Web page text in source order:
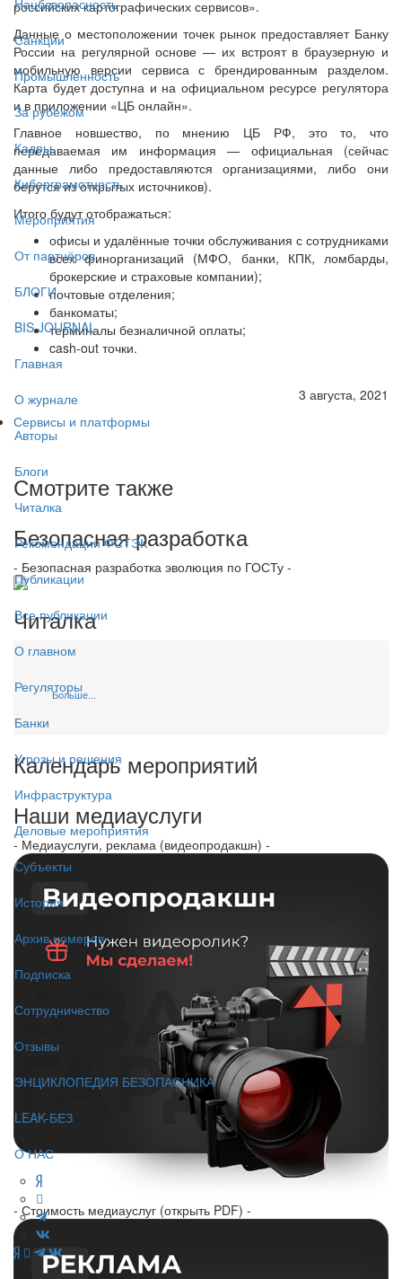
Нацбезопасность
Санкции
Промышленность
За рубежом
Кадры
Киберграмотность
Мероприятия
От партнёров
БЛОГИ
BIS JOURNAL
Главная
О журнале
Авторы
Блоги
Читалка
Рекомендации ФСТЭК
Публикации
Все публикации
О главном
Регуляторы
Банки
Угрозы и решения
Инфраструктура
Деловые мероприятия
Субъекты
История
Архив номеров
Подписка
Сотрудничество
Отзывы
ЭНЦИКЛОПЕДИЯ БЕЗОПАСНИКА
LEAK-БЕЗ
О НАС
российских картографических сервисов».
Данные о местоположении точек рынок предоставляет Банку
России на регулярной основе — их встроят в браузерную и
мобильную версии сервиса с брендированным разделом.
Карта будет доступна и на официальном ресурсе регулятора
и в приложении «ЦБ онлайн».
Главное новшество, по мнению ЦБ РФ, это то, что
передаваемая им информация — официальная (сейчас
данные либо предоставляются организациями, либо они
берутся из открытых источников).
Итого будут отображаться:
офисы и удалённые точки обслуживания с сотрудниками
всех финорганизаций (МФО, банки, КПК, ломбарды,
брокерские и страховые компании);
почтовые отделения;
банкоматы;
терминалы безналичной оплаты;
cash-out точки.
3 августа, 2021
Сервисы и платформы
Смотрите также
Безопасная разработка
- Безопасная разработка эволюция по ГОСТу -
Читалка
Больше...
Календарь мероприятий
Наши медиауслуги
- Медиауслуги, реклама (видеопродакшн) -
- Стоимость медиауслуг (открыть PDF) -